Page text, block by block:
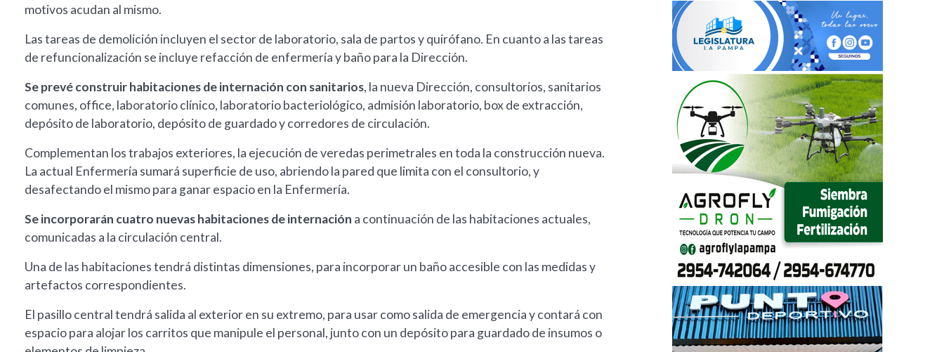
motivos acudan al mismo.
Las tareas de demolición incluyen el sector de laboratorio, sala de partos y quirófano. En cuanto a las tareas
de refuncionalización se incluye refacción de enfermería y baño para la Dirección.
Se prevé construir habitaciones de internación con sanitarios, la nueva Dirección, consultorios, sanitarios
comunes, office, laboratorio clínico, laboratorio bacteriológico, admisión laboratorio, box de extracción,
depósito de laboratorio, depósito de guardado y corredores de circulación.
Complementan los trabajos exteriores, la ejecución de veredas perimetrales en toda la construcción nueva.
La actual Enfermería sumará superficie de uso, abriendo la pared que limita con el consultorio, y
desafectando el mismo para ganar espacio en la Enfermería.
Se incorporarán cuatro nuevas habitaciones de internación a continuación de las habitaciones actuales,
comunicadas a la circulación central.
Una de las habitaciones tendrá distintas dimensiones, para incorporar un baño accesible con las medidas y
artefactos correspondientes.
El pasillo central tendrá salida al exterior en su extremo, para usar como salida de emergencia y contará con
espacio para alojar los carritos que manipule el personal, junto con un depósito para guardado de insumos o